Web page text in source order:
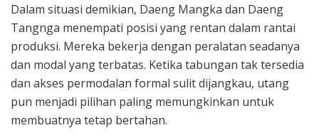
Dalam situasi demikian, Daeng Mangka dan Daeng
Tangnga menempati posisi yang rentan dalam rantai
produksi. Mereka bekerja dengan peralatan seadanya
dan modal yang terbatas. Ketika tabungan tak tersedia
dan akses permodalan formal sulit dijangkau, utang
pun menjadi pilihan paling memungkinkan untuk
membuatnya tetap bertahan.